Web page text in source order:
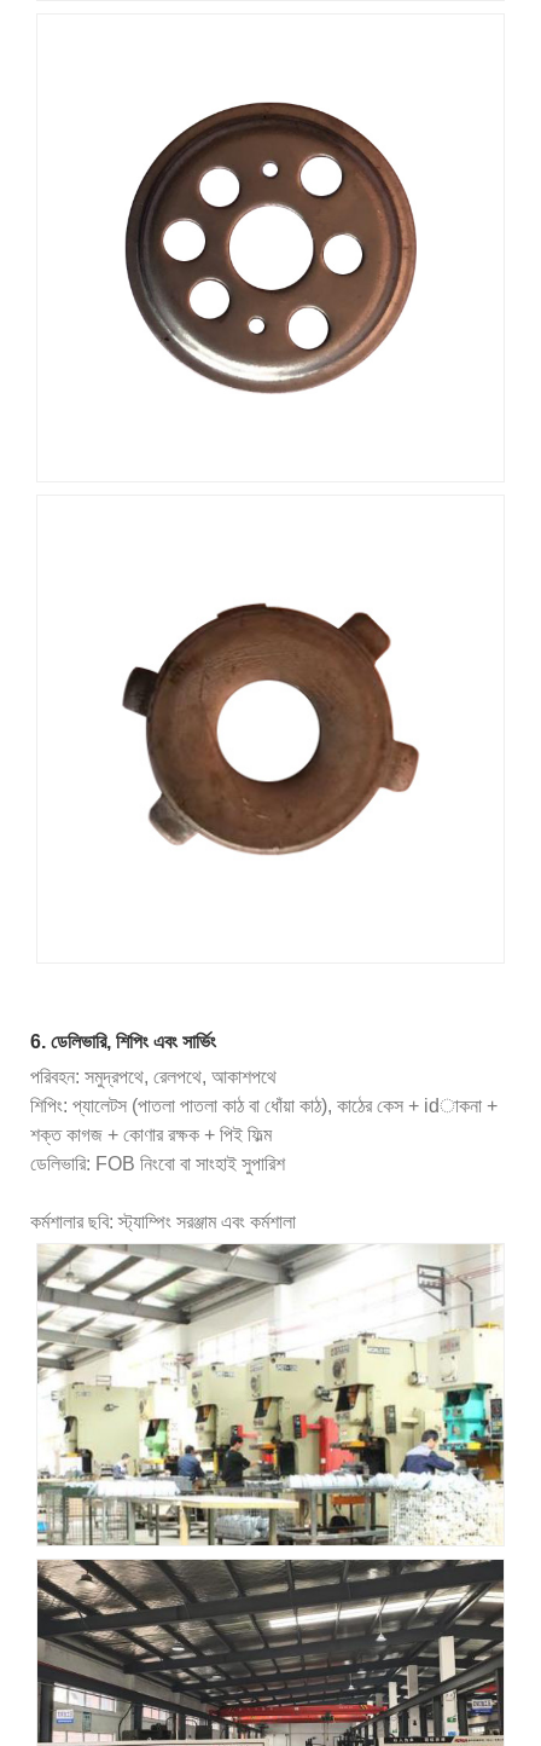
6. ডেলিভারি, শিপিং এবং সার্ভিং
পরিবহন: সমুদ্রপথে, রেলপথে, আকাশপথে
শিপিং: প্যালেটস (পাতলা পাতলা কাঠ বা ধোঁয়া কাঠ), কাঠের কেস + idাকনা +
শক্ত কাগজ + কোণার রক্ষক + পিই ফিল্ম
ডেলিভারি: FOB নিংবো বা সাংহাই সুপারিশ
কর্মশালার ছবি: স্ট্যাম্পিং সরঞ্জাম এবং কর্মশালা